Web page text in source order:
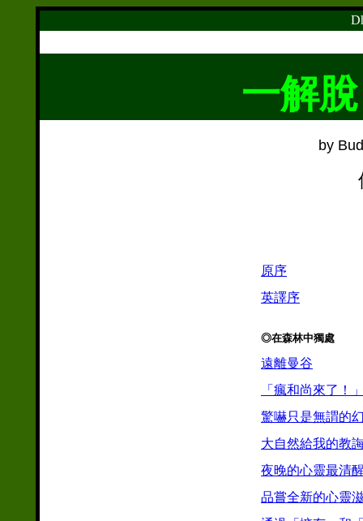
一解
by
原序
英譯序
◎在森林中獨處
遠離曼谷
「瘋和尚來了！
驚嚇只是無謂的
大自然給我的教
夜晚的心靈最清
品嘗全新的心靈